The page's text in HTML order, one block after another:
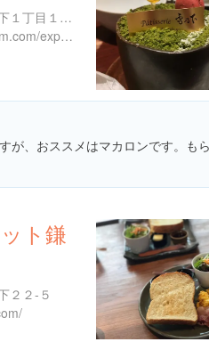
神奈川県鎌倉市雪ノ下１丁目１２-１７ カフェ雪の下
https://www.instagram.com/explore/locations/438770103131400
が、おススメはマカロンです。も
ト鎌
２２-５